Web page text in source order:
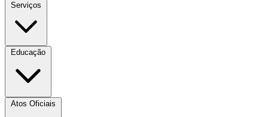
Serviços
Educação
Atos Oficiais